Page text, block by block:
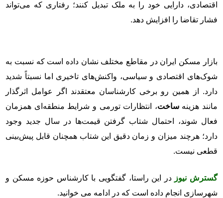
اقتصادی، دارایی خود را به ملک تبدیل کنند؛ رفتاری که می‌تواند
فشار تقاضا را افزایش دهد.
بازار مسکن ایران در مقاطع مختلف نشان داده است که نسبت به
شوک‌های اقتصادی و سیاسی، واکنش‌های تاخیری اما نسبتاً شدید
دارد. از همین رو برخی کارشناسان معتقدند اگر عوامل اثرگذار
مانند هزینهساخت، انتظارات تورمی و شرایط منطقه‌ای همزمان
فعال شوند، احتمال شتاب گرفتن قیمت‌ها در سال جدید وجود
دارد؛ هرچند میزان و زمان دقیق این شتاب همچنان قابل پیش‌بینی
قطعی نیست.
گسترش نیوز در این راستا، گفتگویی با کارشناس حوزه مسکن و
شهرسازی انجام داده است که در ادامه می خوانید.